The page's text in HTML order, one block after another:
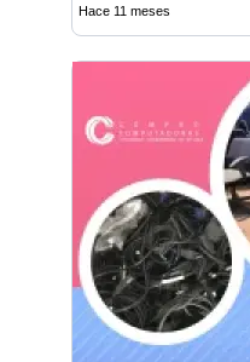
Hace 11 meses